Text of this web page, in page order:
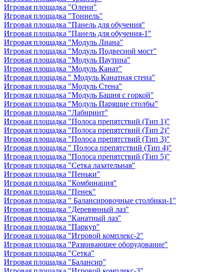
Игровая площадка "Олени"
Игровая площадка "Тоннель"
Игровая площадка "Панель для обучения"
Игровая площадка "Панель для обучения-1"
Игровая площадка "Модуль Лиана"
Игровая площадка "Модуль Подвесной мост"
Игровая площадка "Модуль Паутина"
Игровая площадка "Модуль Канат"
Игровая площадка " Модуль Канатная стена"
Игровая площадка "Модуль Стена"
Игровая площадка "Модуль Башня с горкой"
Игровая площадка "Модуль Парящие столбы"
Игровая площадка "Лабиринт"
Игровая площадка "Полоса препятствий (Тип 1)"
Игровая площадка "Полоса препятствий (Тип 2)"
Игровая площадка "Полоса препятствий (Тип 3)"
Игровая площадка " Полоса препятствий (Тип 4)"
Игровая площадка "Полоса препятствий (Тип 5)"
Игровая площадка "Сетка лазательная"
Игровая площадка "Пеньки"
Игровая площадка "Комбинация"
Игровая площадка "Пенек"
Игровая площадка " Балансировочные столбики-1"
Игровая площадка "Деревянный лаз"
Игровая площадка "Канатный лаз"
Игровая площадка "Паркур"
Игровая площадка "Игровой комплекс-2"
Игровая площадка "Развивающее оборудование"
Игровая площадка "Сетка"
Игровая площадка "Балансир"